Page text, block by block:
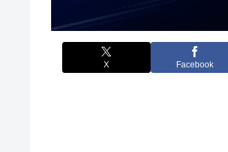
X Facebook